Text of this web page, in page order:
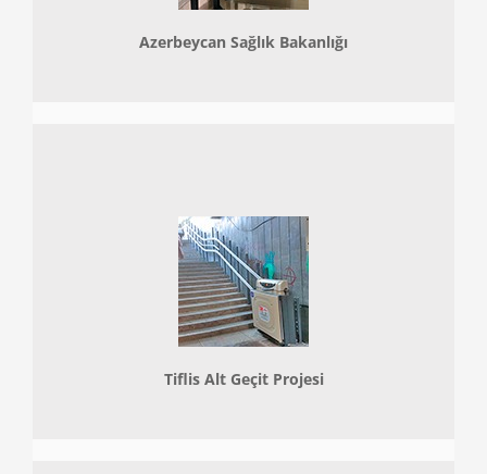
Azerbeycan Sağlık Bakanlığı
Tiflis Alt Geçit Projesi